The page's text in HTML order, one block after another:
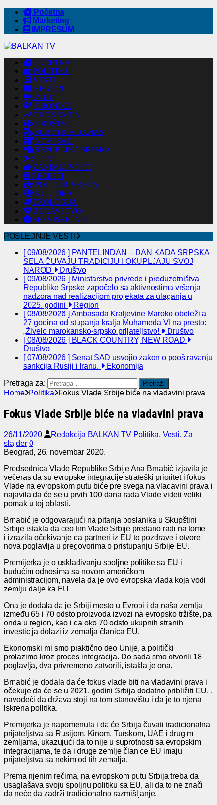
Početna
Marketing
IMPRESUM
POČETNA
POLITIKA
VESTI
REGION
SVET
HRONIKA
EKONOMIJA
DRUŠTVO
SUBOTICA DANAS
NOVI SAD
REPUBLIKA SRPSKA
SPORT
ZANIMLJIVOSTI
RECEPTI
POLJOPRIVREDA
KULTURA
EKOLOGIJA
ZDRAVSTVO
SERVISNE INFO
POSLEDNJE VESTI
[ 09/08/2026 ] PANTELINDAN – DAN KADA SRPSKA
SELA ČUVAJU TRADICIJU I OKUPLJAJU SVOJ
NAROD
Društvo
[ 09/08/2026 ] Ministarstvo privrede i preduzetništva
Republike Srpske započelo sa aktivnostima vršenja
nadzora nad realizacijom projekata za ulaganja u
2025. godini
Region
[ 08/08/2026 ] Ambasada Kraljevine Maroko obeležila
27 godina od stupanja kralja Muhameda VI na presto:
„Živelo marokansko-srpsko prijateljstvo!
Društvo
[ 08/08/2026 ] BLACK COUNTRY, NEW ROAD
Društvo
[ 07/08/2026 ] Senat SAD usvojio zakon o pooštravanju
sankcija Rusiji i Iranu.
Ekonomija
Pretraga za:
Home Politika Fokus Vlade Srbije biće na vladavini prava
Fokus Vlade Srbije biće na vladavini prava
26/11/2020 Redakcija BALKAN TV Politika, Vesti, Za
slajder 0
Beograd, 26. novembar 2020.
Predsednica Vlade Republike Srbije Ana Brnabić izjavila je
večeras da su evropske integracije strateški prioritet i fokus
Vlade na evropskom putu biće pre svega na vladavini prava i
najavila da će se u prvih 100 dana rada Vlade videti veliki
pomak u toj oblasti.
Brnabić je odgovarajući na pitanja poslanika u Skupštini
Srbije istakla da ceo tim Vlade Srbije predano radi na tome
i izrazila očekivanje da partneri iz EU to pozdrave i otvore
nova poglavlja u pregovorima o pristupanju Srbije EU.
Premijerka je o usklađivanju spoljne politike sa EU i
budućim odnosima sa novom američkom
administracijom, navel a da je ovo evropska vlada koja vodi
zemlju dalje ka EU.
Ona je dodala da je Srbiji mesto u Evropi i da naša zemlja
između 65 i 70 odsto proizvoda izvozi na evropsko tržište, pa
onda u region, kao i da oko 70 odsto ukupnih stranih
investicija dolazi iz zemalja članica EU.
Ekonomski mi smo praktično deo Unije, a politički
prolazimo kroz proces integracija. Do sada smo otvorili 18
poglavlja, dva privremeno zatvorili, istakla je ona.
Brnabić je dodala da će fokus vlade biti na vladavini prava i
očekuje da će se u 2021. godini Srbija dodatno približiti EU, ,
navodeći da država stoji na tom stanovištu i da je to njena
iskrena politika.
Premijerka je napomenu la i da će Srbija čuvati tradicionalna
prijateljstva sa Rusijom, Kinom, Turskom, UAE i drugim
zemljama, ukazujući da to nije u suprotnosti sa evropskim
integracijama, te da i druge zemlje članice EU imaju
prijateljstva sa nekim od tih zemalja.
Prema njenim rečima, na evropskom putu Srbija treba da
usaglašava svoju spoljnu politiku sa EU, ali da to ne znači
da neće da zadrži tradicionalno razmišljanje.